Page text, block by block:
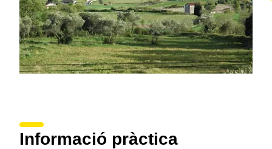
Informació pràctica